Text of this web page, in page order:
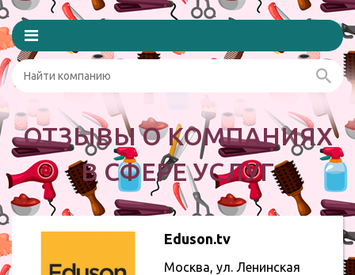
ОТЗЫВЫ О КОМПАНИЯХ
В СФЕРЕ УСЛУГ
Eduson.tv
Москва, ул. Ленинская